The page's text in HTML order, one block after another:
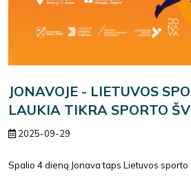
JONAVOJE - LIETUVOS
LAUKIA TIKRA SPORTO
2025-09-29
Spalio 4 dieną Jonava taps Lietuvos